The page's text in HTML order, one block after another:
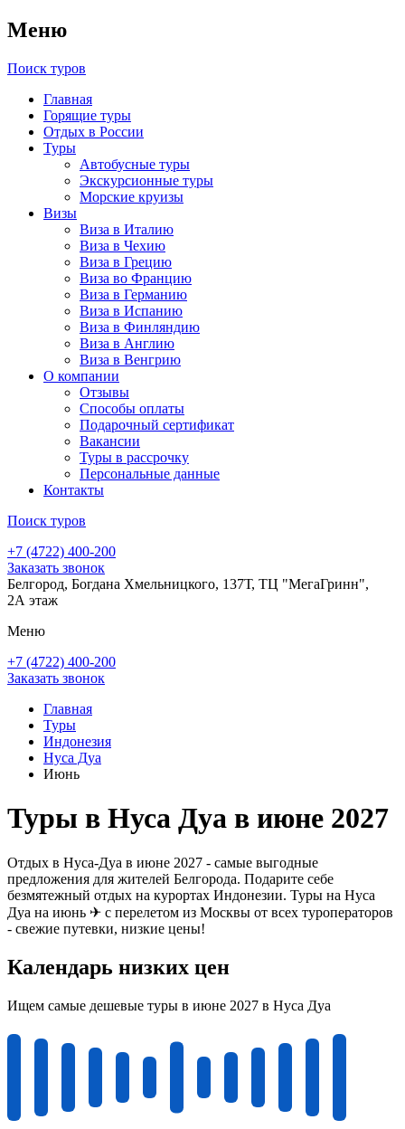
Меню
Поиск туров
Главная
Горящие туры
Отдых в России
Туры
Автобусные туры
Экскурсионные туры
Морские круизы
Визы
Виза в Италию
Виза в Чехию
Виза в Грецию
Виза во Францию
Виза в Германию
Виза в Испанию
Виза в Финляндию
Виза в Англию
Виза в Венгрию
О компании
Отзывы
Способы оплаты
Подарочный сертификат
Вакансии
Туры в рассрочку
Персональные данные
Контакты
Поиск туров
+7 (4722) 400-200
Заказать звонок
Белгород, Богдана Хмельницкого, 137Т, ТЦ "МегаГринн",
2А этаж
Меню
+7 (4722) 400-200
Заказать звонок
Главная
Туры
Индонезия
Нуса Дуа
Июнь
Туры в Нуса Дуа в июне 2027
Отдых в Нуса-Дуа в июне 2027 - самые выгодные
предложения для жителей Белгорода. Подарите себе
безмятежный отдых на курортах Индонезии. Туры на Нуса
Дуа на июнь ✈ с перелетом из Москвы от всех туроператоров
- свежие путевки, низкие цены!
Календарь низких цен
Ищем самые дешевые туры в июне 2027 в Нуса Дуа